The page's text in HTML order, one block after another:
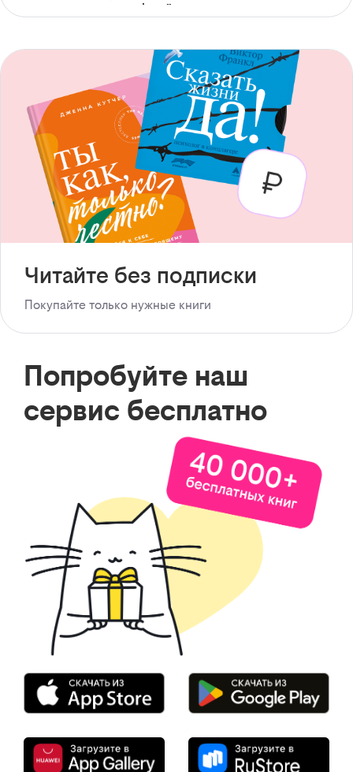
с доступом офлайн
Читайте без подписки
Покупайте только нужные книги
Попробуйте наш
сервис бесплатно